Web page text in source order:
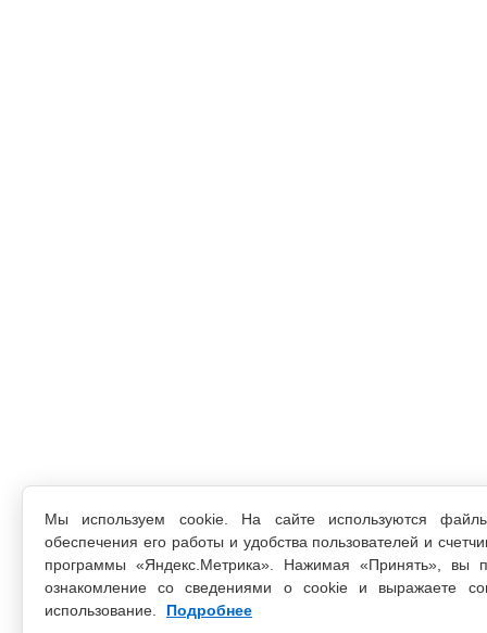
Мы используем cookie. На сайте используются
обеспечения его работы и удобства пользователей и
программы «Яндекс.Метрика». Нажимая «Принять», вы
ознакомление со сведениями о cookie и выражаете
использование.
Подробнее